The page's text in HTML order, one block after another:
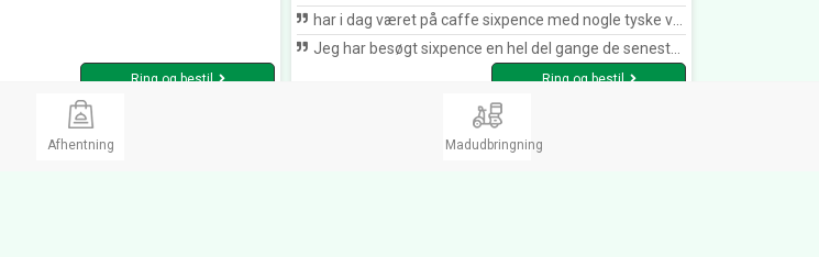
Ring og bestil
har i dag været på caffe sixpence med nogle tyske vener.det var en super fin oplevelse god mad hyggelige omgivelser god atmosfære og god betjæning bestemt et sted jeg ville besøge igen
Jeg har besøgt sixpence en hel del gange de seneste par måneder!! – Det har været en rigtig god oplevelse, både for mig og mine kære!! –Efter at sixpence er overgået til nye Ejere, er det igen et sted, man gerne vil besøge!! – Personalet er rigtig søde og rare stedet er utrolig hyggeligt og maden er rigtig god!! – Kære sixpence hold nu stilen Og standarden, så vi kan beholde vores dejlige spiseSted, uden at vi skal med bus og tog, for at finde et sted der er værd at besøge!! –👍❤️😍
Ring og bestil
Afhentning Madudbringning